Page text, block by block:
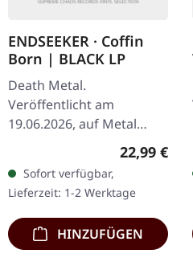
ENDSEEKER · Coffin
Born | BLACK LP
Death Metal.
Veröffentlicht am
19.06.2026, auf Metal
Blade Records. Schwarzes
Vinyl im Standard-Cover
mit Insert und Download-
Code. 180g-Vinyl.…
Regulärer
22,99 €
Sofort verfügbar,
Lieferzeit: 1-2 Werktage
HINZUFÜGEN